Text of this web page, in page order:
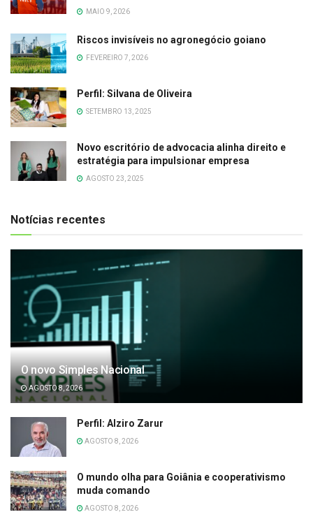
MAIO 9, 2026
Riscos invisíveis no agronegócio goiano
FEVEREIRO 7, 2026
Perfil: Silvana de Oliveira
SETEMBRO 13, 2025
Novo escritório de advocacia alinha direito e
estratégia para impulsionar empresa
AGOSTO 23, 2025
Notícias recentes
O novo Simples Nacional
AGOSTO 8, 2026
Perfil: Alziro Zarur
AGOSTO 8, 2026
O mundo olha para Goiânia e cooperativismo
muda comando
AGOSTO 8, 2026